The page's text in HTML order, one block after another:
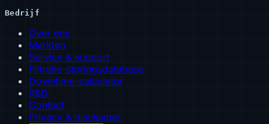
Bedrijf
Over ons
Markten
Service & support
Filtratie-storingsdatabase
Downtime-calculator
R&D
Contact
Privacy & disclaimer